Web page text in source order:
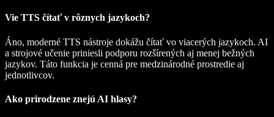
Vie TTS čítať v rôznych jazykoch?
Áno, moderné TTS nástroje dokážu čítať vo viacerých jazykoch. AI
a strojové učenie priniesli podporu rozšírených aj menej bežných
jazykov. Táto funkcia je cenná pre medzinárodné prostredie aj
jednotlivcov.
Ako prirodzene znejú AI hlasy?